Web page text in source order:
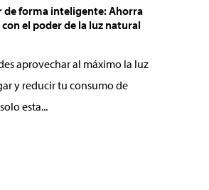
de forma inteligente: Ahorra
el poder de la luz natural
aprovechar al máximo la luz
y reducir tu consumo de
esta...